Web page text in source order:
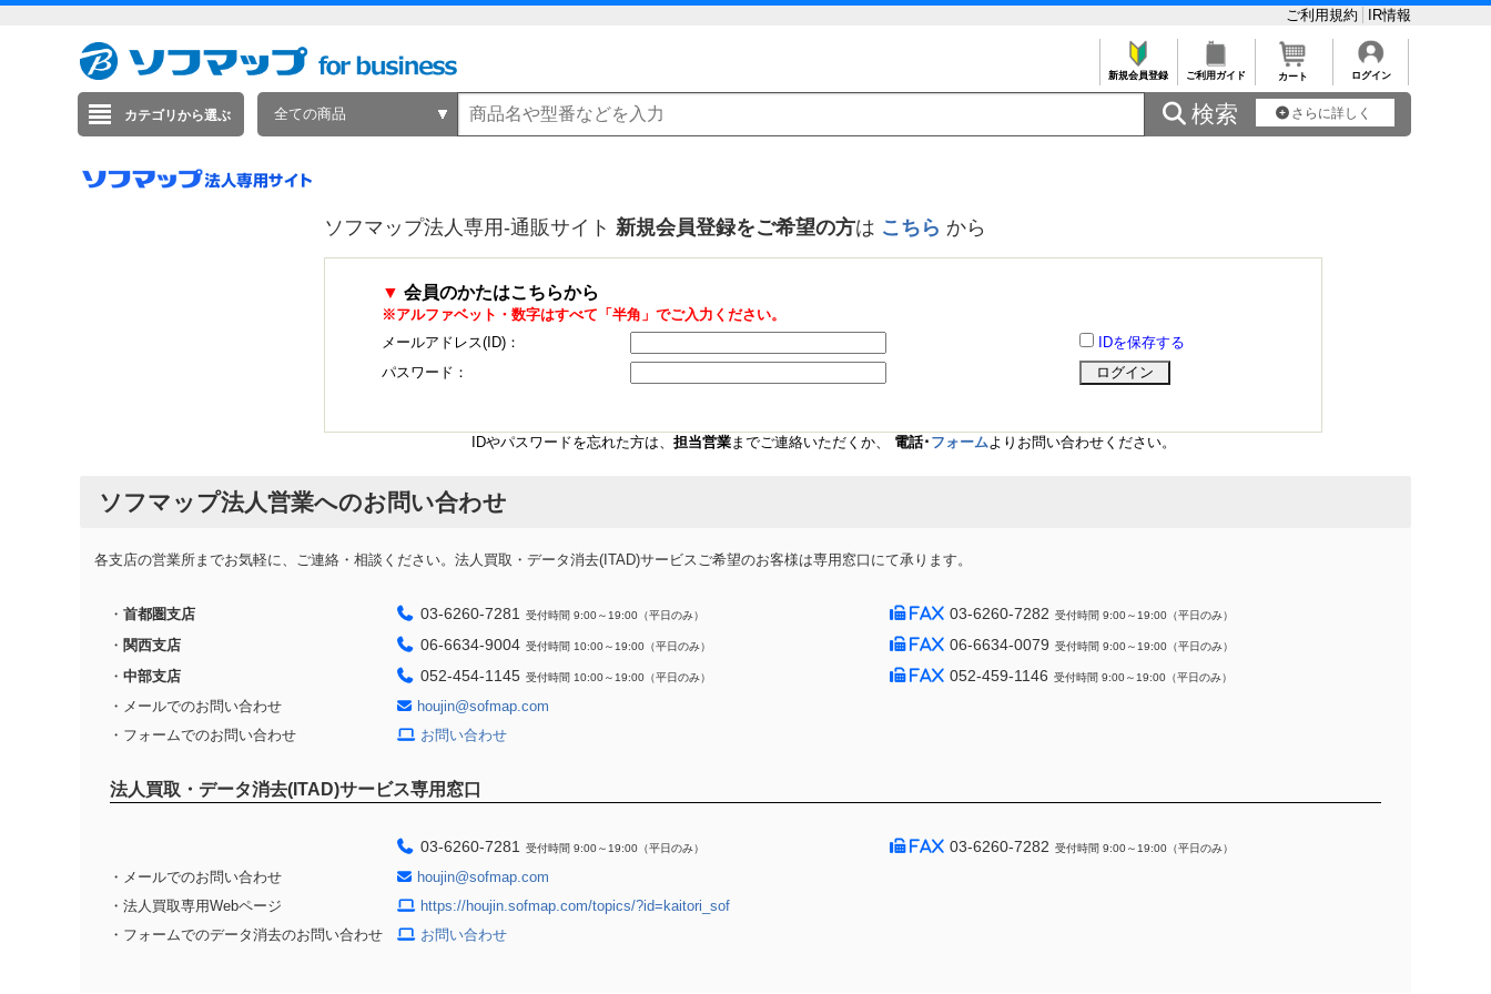
ご利用規約 IR情報
新規会員登録 ご利用ガイド カート ログイン
カテゴリから選ぶ 全ての商品  検索 さらに詳しく
ソフマップ法人専用-通販サイト 新規会員登録をご希望の方は こちら から
▼ 会員のかたはこちらから
※アルファベット・数字はすべて「半角」でご入力ください。
メールアドレス(ID)：
IDを保存する
パスワード：
IDやパスワードを忘れた方は、 担当営業までご連絡いただくか、 電話･ フォームよりお問い合わせください。
ソフマップ法人営業へのお問い合わせ
各支店の営業所までお気軽に、ご連絡・相談ください。法人買取・データ消去(ITAD)サービスご希望のお客様は専用窓口にて承ります。
・ 首都圏支店 03-6260-7281 受付時間 9:00～19:00（平日のみ） 03-6260-7282 受付時間 9:00～19:00（平日のみ）
・ 関西支店 06-6634-9004 受付時間 10:00～19:00（平日のみ） 06-6634-0079 受付時間 9:00～19:00（平日のみ）
・ 中部支店 052-454-1145 受付時間 10:00～19:00（平日のみ） 052-459-1146 受付時間 9:00～19:00（平日のみ）
・メールでのお問い合わせ
houjin@sofmap.com
・フォームでのお問い合わせ
お問い合わせ
法人買取・データ消去(ITAD)サービス専用窓口
03-6260-7281 受付時間 9:00～19:00（平日のみ） 03-6260-7282 受付時間 9:00～19:00（平日のみ）
・メールでのお問い合わせ
houjin@sofmap.com
・法人買取専用Webページ
https://houjin.sofmap.com/topics/?id=kaitori_sof
・フォームでのデータ消去のお問い合わせ
お問い合わせ